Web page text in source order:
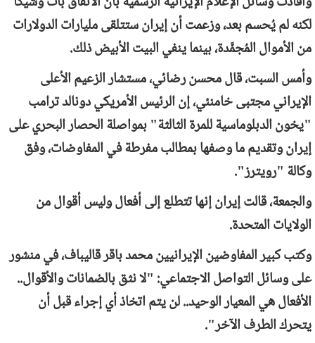
لكنه لم يُحسم بعد، وزعمت أن إيران ستتلقى مليارات الدولارات
من الأموال المُجمَّدة، بينما ينفي البيت الأبيض ذلك.
وأمس السبت، قال محسن ‌رضائي، مستشار الزعيم ​الأعلى
الإيراني ​مجتبى خامنئي، ​إن الرئيس ​الأمريكي دونالد ترامب
"يخون الدبلوماسية ​للمرة ​الثالثة" بمواصلة الحصار ‌البحري على
إيران وتقديم ما وصفها ​بمطالب ​مفرطة في المفاوضات، وفق
وكالة "رويترز".
والجمعة، قالت إيران إنها تتطلع إلى أفعال وليس أقوال من
الولايات المتحدة.
وكتب كبير المفاوضين الإيرانيين محمد باقر قاليباف، في منشور
على وسائل التواصل الاجتماعي: "لا نثق بالضمانات والأقوال..
الأفعال هي المعيار الوحيد.. لن يتم اتخاذ أي إجراء قبل أن
يتحرك الطرف الآخر".